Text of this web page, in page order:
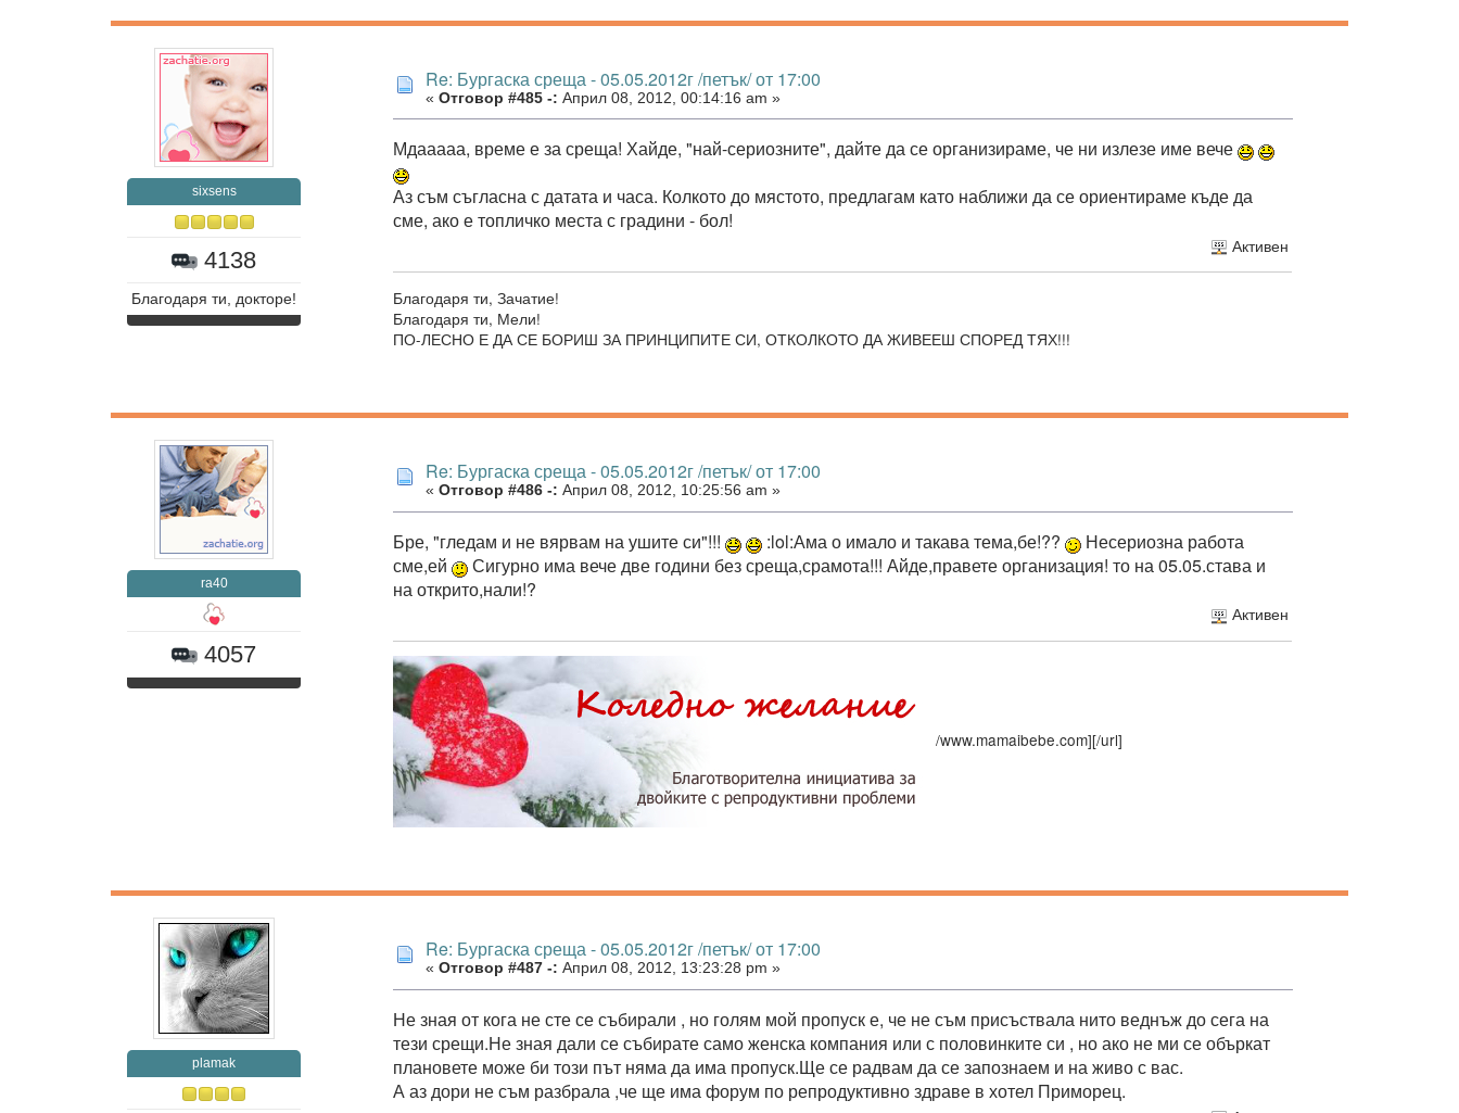
sixsens
4138
Благодаря ти, докторе!
Re: Бургаска среща - 05.05.2012г /петък/ от 17:00
« Отговор #485 -: Април 08, 2012, 00:14:16 am »
Мдааааа, време е за среща! Хайде, "най-сериозните", дайте да се организираме, че ни излезе име вече
Аз съм съгласна с датата и часа. Колкото до мястото, предлагам като наближи да се ориентираме къде да
сме, ако е топличко места с градини - бол!
Активен
Благодаря ти, Зачатие!
Благодаря ти, Мели!
ПО-ЛЕСНО Е ДА СЕ БОРИШ ЗА ПРИНЦИПИТЕ СИ, ОТКОЛКОТО ДА ЖИВЕЕШ СПОРЕД ТЯХ!!!
ra40
4057
Re: Бургаска среща - 05.05.2012г /петък/ от 17:00
« Отговор #486 -: Април 08, 2012, 10:25:56 am »
Бре, "гледам и не вярвам на ушите си"!!! :lol:Ама о имало и такава тема,бе!??
Несериозна работа
сме,ей
Сигурно има вече две години без среща,срамота!!! Айде,правете организация! то на 05.05.става и
на открито,нали!?
Активен
/www.mamaibebe.com][/url]
plamak
Re: Бургаска среща - 05.05.2012г /петък/ от 17:00
« Отговор #487 -: Април 08, 2012, 13:23:28 pm »
Не зная от кога не сте се събирали , но голям мой пропуск е, че не съм присъствала нито веднъж до сега на
тези срещи.Не зная дали се събирате само женска компания или с половинките си , но ако не ми се объркат
плановете може би този път няма да има пропуск.Ще се радвам да се запознаем и на живо с вас.
А аз дори не съм разбрала ,че ще има форум по репродуктивно здраве в хотел Приморец.